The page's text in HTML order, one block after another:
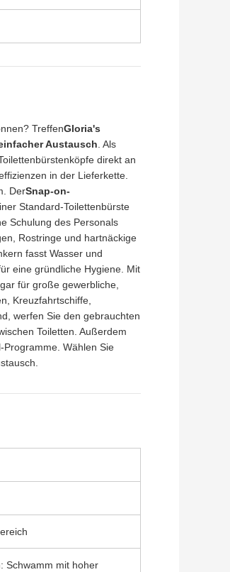
TreffenGloria's
Austausch. Als
direkt an
in der Lieferkette.
DerSnap-on-
Standard-Toilettenbürste
Schulung des Personals
Rostringe und hartnäckige
fasst Wasser und
eine gründliche Hygiene. Mit
für große gewerbliche,
Kreuzfahrtschiffe,
werfen Sie den gebrauchten
Toiletten. Außerdem
Programme. Wählen Sie
Schwamm mit hoher